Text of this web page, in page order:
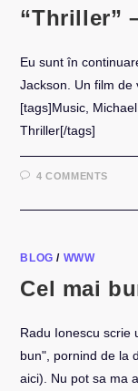
“Thriller”
Eu sunt în
Jackson. Un film de
[tags]Music,
Thriller[/tags]
4 COMMENTS
BLOG / WWW
Cel mai
Radu Ionescu scrie
bun", pornind de la
aici). Nu pot sa ma